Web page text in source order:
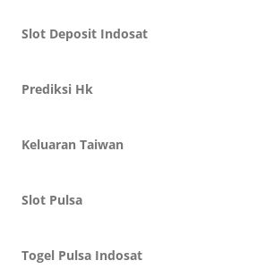
Slot Deposit Indosat
Prediksi Hk
Keluaran Taiwan
Slot Pulsa
Togel Pulsa Indosat